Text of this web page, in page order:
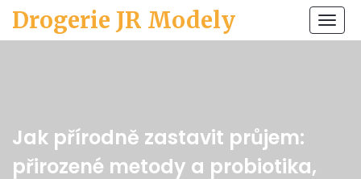
Drogerie JR Modely
Jak přírodně zastavit průjem:
přirozené metody a probiotika,